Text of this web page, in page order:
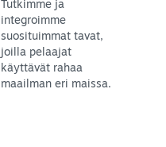
Tutkimme ja
integroimme
suosituimmat tavat,
joilla pelaajat
käyttävät rahaa
maailman eri maissa.